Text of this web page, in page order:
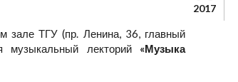
зале ТГУ (пр. Ленина, 36, главный
музыкальный лекторий «Музыка
2017